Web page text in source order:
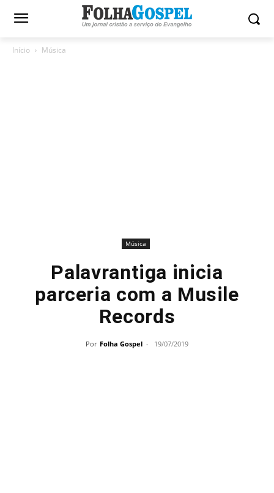
Início Música
Música
Palavrantiga inicia
parceria com a Musile
Records
Por Folha Gospel - 19/07/2019